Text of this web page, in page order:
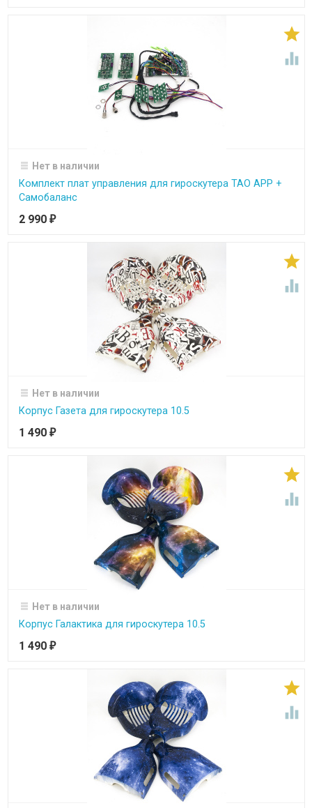


Нет в наличии
Комплект плат управления для гироскутера ТАО APP +
Самобаланс
2 990 ₽


Нет в наличии
Корпус Газета для гироскутера 10.5
1 490 ₽


Нет в наличии
Корпус Галактика для гироскутера 10.5
1 490 ₽

